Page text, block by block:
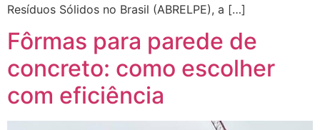
Resíduos Sólidos no Brasil (ABRELPE), a […]
Fôrmas para parede de
concreto: como escolher
com eficiência